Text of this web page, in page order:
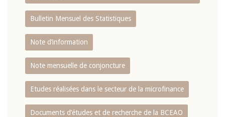
Bulletin Mensuel des Statistiques
Note d’information
Note mensuelle de conjoncture
Etudes réalisées dans le secteur de la microfinance
Documents d’études et de recherche de la BCEAO